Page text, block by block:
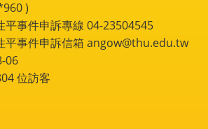
)
平事件申訴專線 04-23504545
平事件申訴信箱 angow@thu.edu.tw
06
位訪客